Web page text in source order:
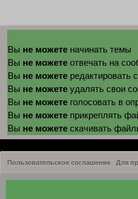
Вы не можете начинать темы
Вы не можете отвечать на
Вы не можете редактировать
Вы не можете удалять свои
Вы не можете голосовать в
Вы не можете прикреплять
Вы не можете скачивать
Пользовательское соглашение Для